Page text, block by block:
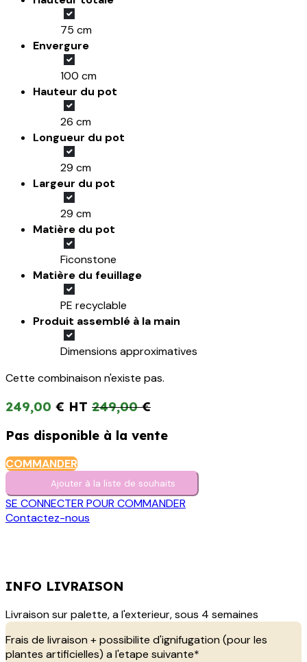
75 cm
Envergure
100 cm
Hauteur du pot
26 cm
Longueur du pot
29 cm
Largeur du pot
29 cm
Matière du pot
Ficonstone
Matière du feuillage
PE recyclable
Produit assemblé à la main
Dimensions approximatives
Cette combinaison n'existe pas.
249,00 € 249,00€
Pas disponible à la vente
COMMANDER
Ajouter à la liste de s​o​uh​aits
SE CONNECTER POUR COMMANDER
Contactez-nous
INFO LIVRAISON
Livraison sur palette, a l'exterieur, sous 4 semaines
Frais de livraison + possibilite d'ignifugation (pour les
plantes artificielles) a l'etape suivante*